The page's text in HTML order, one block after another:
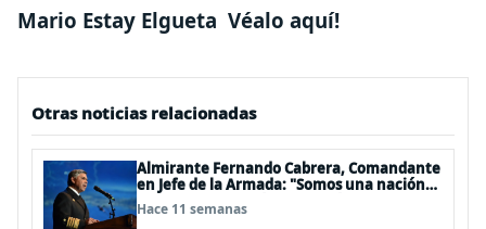
Mario Estay Elgueta Véalo aquí!
Otras noticias relacionadas
Almirante Fernando Cabrera, Comandante
en Jefe de la Armada: "Somos una nación
Americana, Polinésica y Antártica;
bioceánica y tricontinental, cuyo destino
Hace 11 semanas